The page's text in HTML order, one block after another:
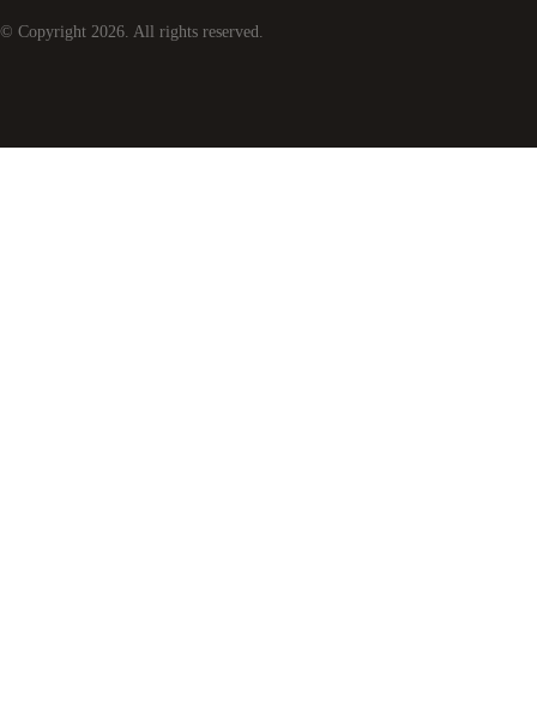
© Copyright 2026 . All rights reserved.